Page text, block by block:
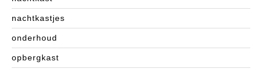
nachtkastjes
onderhoud
opbergkast